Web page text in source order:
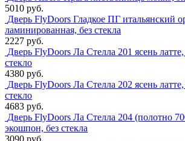
5010 руб.
Дверь FlyDoors Гладкое ПГ итальянский
ламинированная, без стекла
2227 руб.
Дверь FlyDoors Ла Стелла 201 ясень
стекло
4380 руб.
Дверь FlyDoors Ла Стелла 202 ясень
стекло
4683 руб.
Дверь FlyDoors Ла Стелла 204 (полотно
экошпон, без стекла